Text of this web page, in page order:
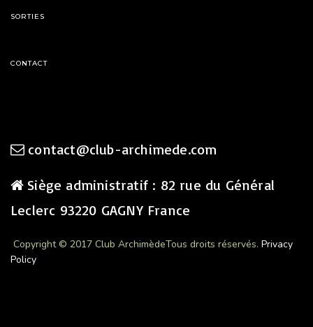
SORTIES
CONTACT
contact@club-archimede.com
Siège administratif : 82 rue du Général
Leclerc 93220 GAGNY France
Copyright © 2017 Club ArchimèdeTous droits réservés. Privacy
Policy